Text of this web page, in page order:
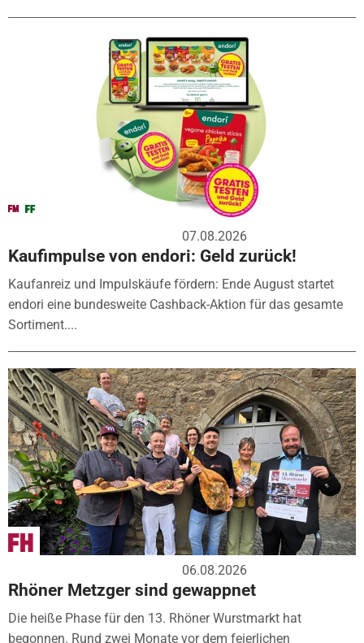
07.08.2026
Kaufimpulse von endori: Geld zurück!
Kaufanreiz und Impulskäufe fördern: Ende August startet
endori eine bundesweite Cashback-Aktion für das gesamte
Sortiment....
06.08.2026
Rhöner Metzger sind gewappnet
Die heiße Phase für den 13. Rhöner Wurstmarkt hat
begonnen. Rund zwei Monate vor dem feierlichen